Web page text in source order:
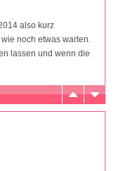
also kurz
noch etwas warten.
lassen und wenn die